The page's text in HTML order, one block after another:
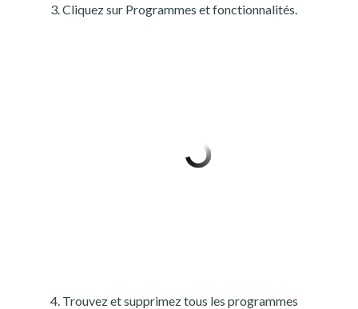
Cliquez sur Programmes et fonctionnalités.
Trouvez et supprimez tous les programmes